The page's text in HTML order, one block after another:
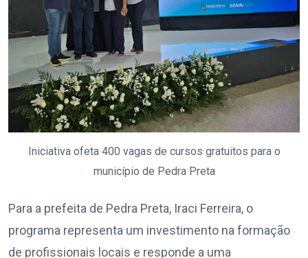
Iniciativa ofeta 400 vagas de cursos gratuitos para o
município de Pedra Preta
Para a prefeita de Pedra Preta, Iraci Ferreira, o
programa representa um investimento na formação
de profissionais locais e responde a uma